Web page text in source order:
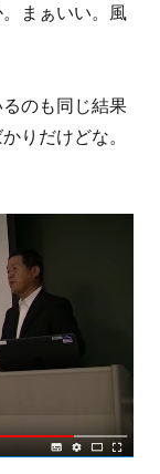
まぁいい。風
のも同じ結果
りだけどな。